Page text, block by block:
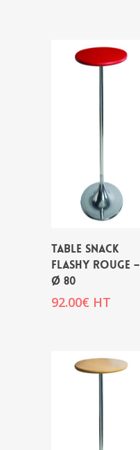
TABLE SNACK
FLASHY ROUGE –
Ø 80
92.00€ HT